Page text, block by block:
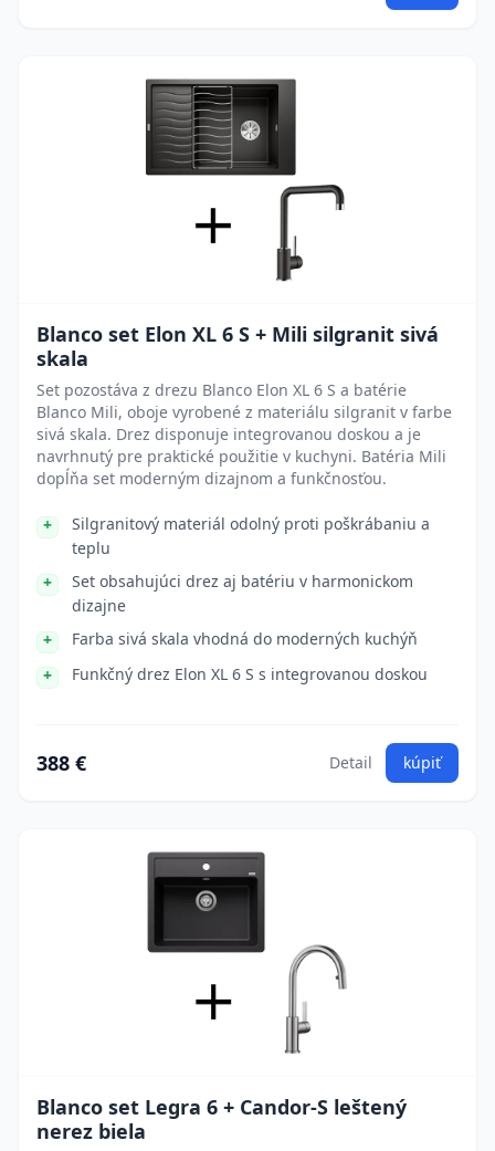
Blanco set Elon XL 6 S + Mili silgranit sivá
skala
Set pozostáva z drezu Blanco Elon XL 6 S a batérie
Blanco Mili, oboje vyrobené z materiálu silgranit v farbe
sivá skala. Drez disponuje integrovanou doskou a je
navrhnutý pre praktické použitie v kuchyni. Batéria Mili
dopĺňa set moderným dizajnom a funkčnosťou.
Silgranitový materiál odolný proti poškrábaniu a
teplu
Set obsahujúci drez aj batériu v harmonickom
dizajne
Farba sivá skala vhodná do moderných kuchýň
Funkčný drez Elon XL 6 S s integrovanou doskou
388 € Detail kúpiť
Blanco set Legra 6 + Candor-S leštený
nerez biela